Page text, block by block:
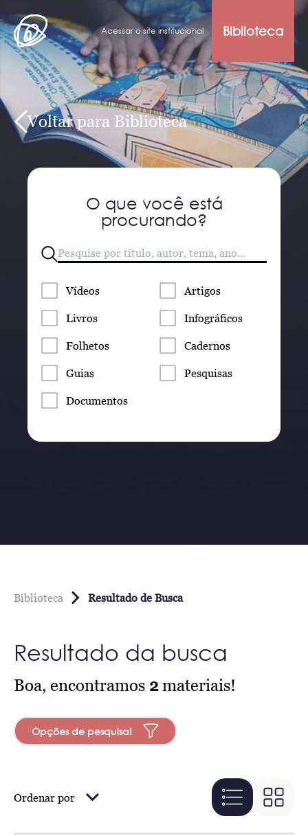
Acessar o site institucional Biblioteca
Voltar para Biblioteca
O que você está
procurando?
Vídeos Artigos
Livros Infográficos
Folhetos Cadernos
Guias Pesquisas
Documentos
Biblioteca Resultado de Busca
Resultado da busca
Boa, encontramos 2materiais!
Opções de pesquisa!
Ordenar por